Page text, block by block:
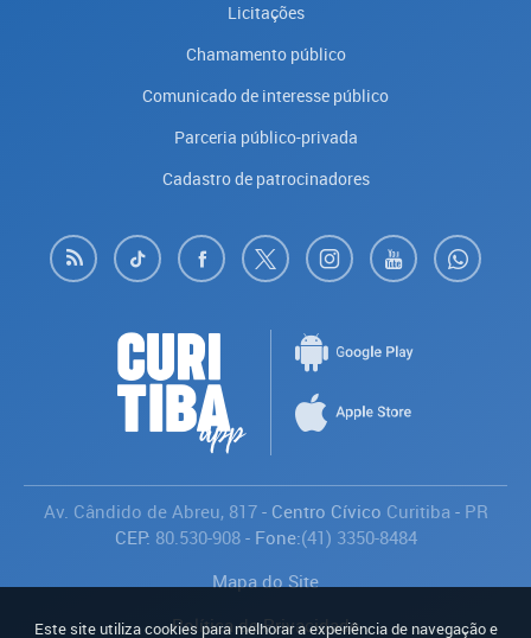
Licitações
Chamamento público
Comunicado de interesse público
Parceria público-privada
Cadastro de patrocinadores
Av. Cândido de Abreu, 817- Centro Cívico Curitiba- PR
CEP: 80.530-908- Fone:(41) 3350-8484
Mapa do Site
Política de Privacidade
Este site utiliza cookies para melhorar a experiência de navegação e